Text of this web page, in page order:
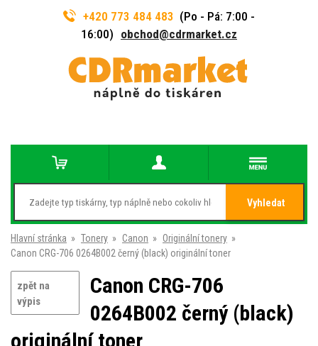
+420 773 484 483 (Po - Pá: 7:00 -
16:00) obchod@cdrmarket.cz
Vyhledat
Hlavní stránka » Tonery » Canon » Originální tonery »
Canon CRG-706 0264B002 černý (black) originální toner
zpět na
výpis
Canon CRG-706
0264B002 černý (black)
originální toner